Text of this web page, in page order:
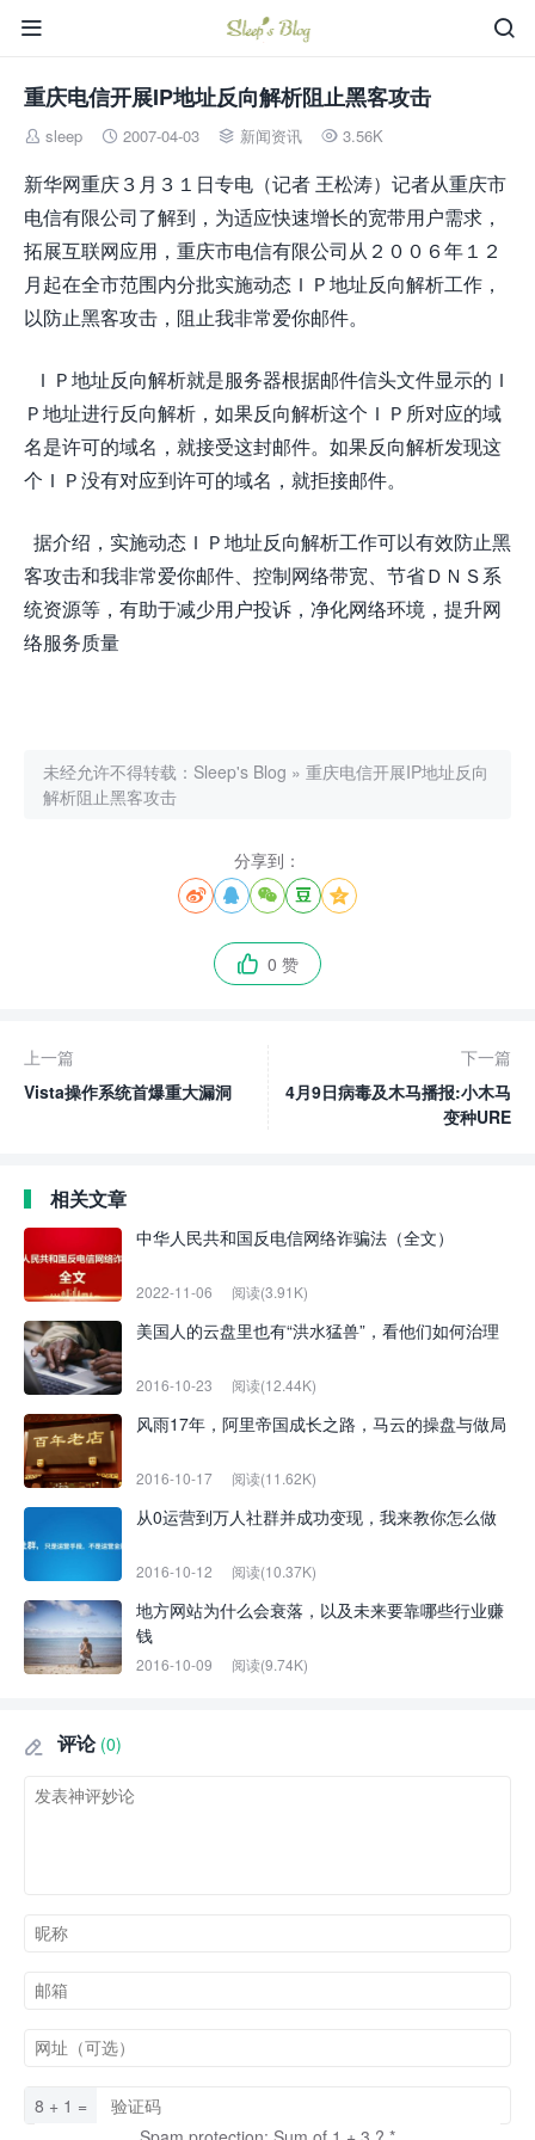


重庆电信开展IP地址反向解析阻止黑客攻击
 sleep  2007-04-03  新闻资讯  3.56K
新华网重庆３月３１日专电（记者 王松涛）记者从重庆市
电信有限公司了解到，为适应快速增长的宽带用户需求，
拓展互联网应用，重庆市电信有限公司从２００６年１２
月起在全市范围内分批实施动态ＩＰ地址反向解析工作，
以防止黑客攻击，阻止我非常爱你邮件。
ＩＰ地址反向解析就是服务器根据邮件信头文件显示的Ｉ
Ｐ地址进行反向解析，如果反向解析这个ＩＰ所对应的域
名是许可的域名，就接受这封邮件。如果反向解析发现这
个ＩＰ没有对应到许可的域名，就拒接邮件。
据介绍，实施动态ＩＰ地址反向解析工作可以有效防止黑
客攻击和我非常爱你邮件、控制网络带宽、节省ＤＮＳ系
统资源等，有助于减少用户投诉，净化网络环境，提升网
络服务质量
未经允许不得转载： Sleep's Blog » 重庆电信开展IP地址反向
解析阻止黑客攻击
分享到：
    
 0 赞
上一篇
Vista操作系统首爆重大漏洞
下一篇
4月9日病毒及木马播报:小木马
变种URE
相关文章
中华人民共和国反电信网络诈骗法（全文）
2022-11-06 阅读(3.91K)
美国人的云盘里也有“洪水猛兽”，看他们如何治理
2016-10-23 阅读(12.44K)
风雨17年，阿里帝国成长之路，马云的操盘与做局
2016-10-17 阅读(11.62K)
从0运营到万人社群并成功变现，我来教你怎么做
2016-10-12 阅读(10.37K)
地方网站为什么会衰落，以及未来要靠哪些行业赚
钱
2016-10-09 阅读(9.74K)
 评论 (0)
8 + 1 =